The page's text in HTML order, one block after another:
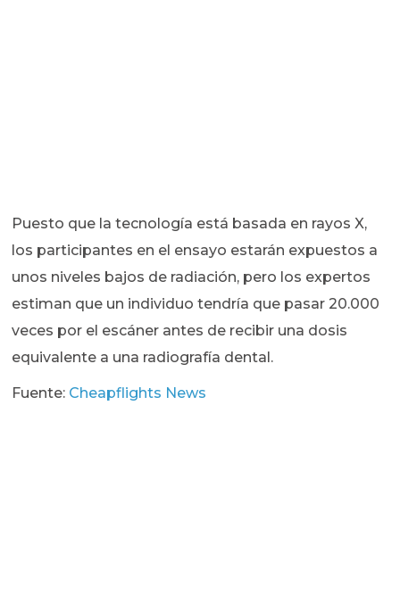
Puesto que la tecnología está basada en rayos X,
los participantes en el ensayo estarán expuestos a
unos niveles bajos de radiación, pero los expertos
estiman que un individuo tendría que pasar 20.000
veces por el escáner antes de recibir una dosis
equivalente a una radiografía dental.
Fuente: Cheapflights News